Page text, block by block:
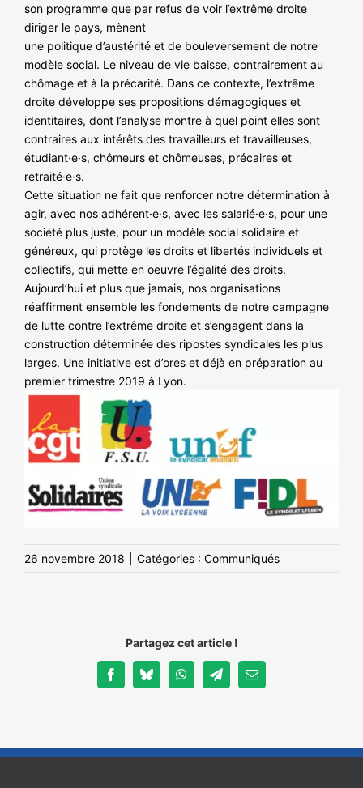
son programme que par refus de voir l’extrême droite
diriger le pays, mènent
une politique d’austérité et de bouleversement de notre
modèle social. Le niveau de vie baisse, contrairement au
chômage et à la précarité. Dans ce contexte, l’extrême
droite développe ses propositions démagogiques et
identitaires, dont l’analyse montre à quel point elles sont
contraires aux intérêts des travailleurs et travailleuses,
étudiant·e·s, chômeurs et chômeuses, précaires et
retraité·e·s.
Cette situation ne fait que renforcer notre détermination à
agir, avec nos adhérent·e·s, avec les salarié·e·s, pour une
société plus juste, pour un modèle social solidaire et
généreux, qui protège les droits et libertés individuels et
collectifs, qui mette en oeuvre l’égalité des droits.
Aujourd’hui et plus que jamais, nos organisations
réaffirment ensemble les fondements de notre campagne
de lutte contre l’extrême droite et s’engagent dans la
construction déterminée des ripostes syndicales les plus
larges. Une initiative est d’ores et déjà en préparation au
premier trimestre 2019 à Lyon.
26 novembre 2018 Catégories : Communiqués
Partagez cet article !
FacebookBlueskyWhatsAppTelegramEmail